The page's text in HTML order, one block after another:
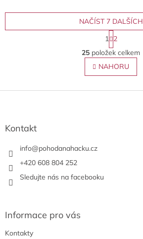
O
v
l
á
NAČÍST 7 DALŠÍCH
S
t
r
á
n
k
v
1 2
25 položek celkem
NAHORU
Z
Kontakt
info@pohodanahacku.cz
+420 608 804 252
Sledujte nás na facebooku
Informace pro vás
Kontakty